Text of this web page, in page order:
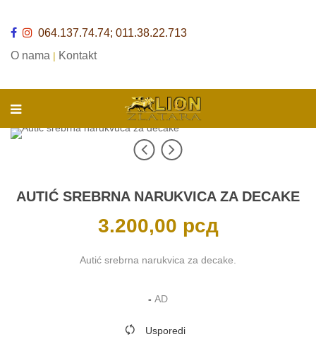
064.137.74.74; 011.38.22.713
O nama | Kontakt
AUTIĆ SREBRNA NARUKVICA ZA DECAKE
3.200,00 рсд
Autić srebrna narukvica za decake.
- AD
Usporedi